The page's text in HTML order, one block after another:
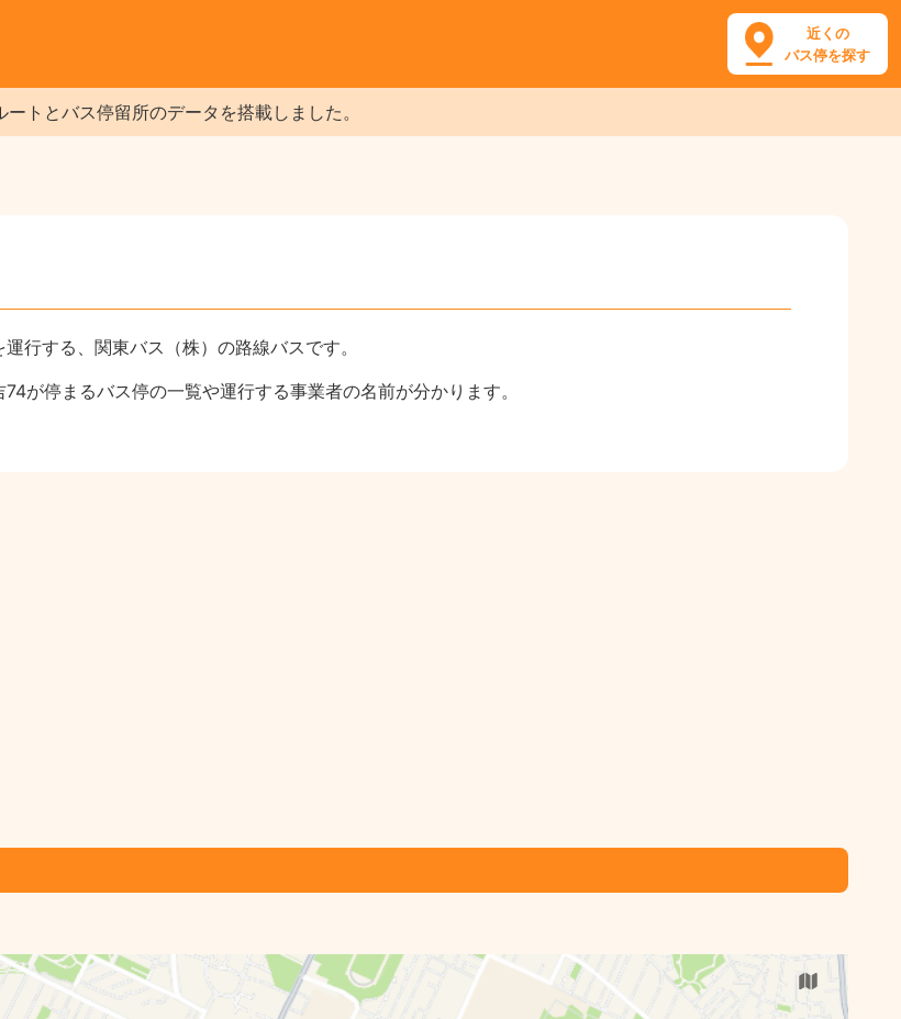
近くの
バス停を探す
トとバス停留所のデータを搭載しました。
行する、関東バス（株）の路線バスです。
が停まるバス停の一覧や運行する事業者の名前が分かります。